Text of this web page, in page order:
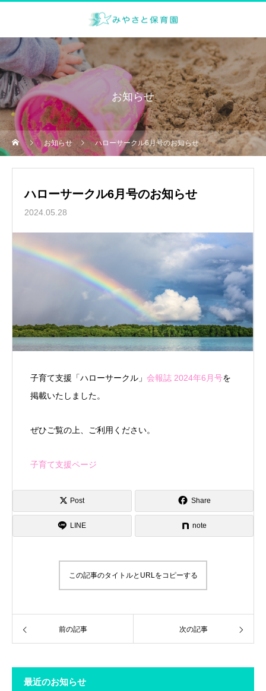
お知らせ
お知らせ ハローサークル6月号のお知らせ
ハローサークル6月号のお知らせ
2024.05.28
子育て支援「ハローサークル」 会報誌 2024年6月号を
掲載いたしました。
ぜひご覧の上、ご利用ください。
子育て支援ページ
Post Share
LINE note
この記事のタイトルとURLをコピーする
前の記事 次の記事
最近のお知らせ